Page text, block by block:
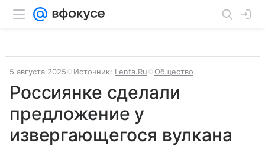
5 августа 2025 Источник: Lenta.Ru Общество
Россиянке сделали
предложение у
извергающегося вулкана